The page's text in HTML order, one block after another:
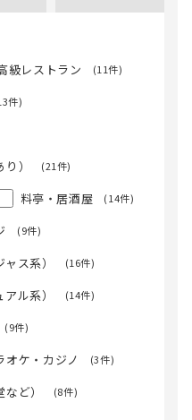
級レストラン (11件)
件)
） (21件)
料亭・居酒屋 (14件)
(9件)
ス系） (16件)
ル系） (14件)
(9件)
オケ・カジノ (3件)
ど） (8件)